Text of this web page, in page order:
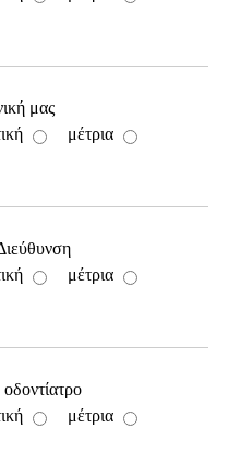
μας
μέτρια
μέτρια
μέτρια